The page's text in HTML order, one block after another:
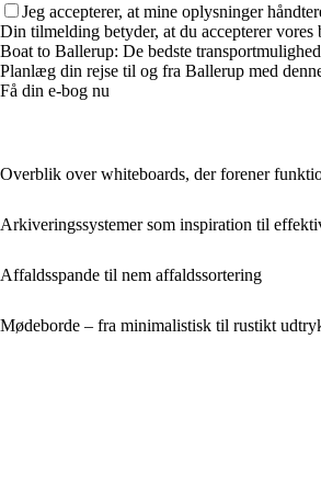
Jeg accepterer, at mine oplysninger
Din tilmelding betyder, at du accepterer
Boat to Ballerup: De bedste
Planlæg din rejse til og fra Ballerup med
Få din e-bog nu
Overblik over whiteboards, der forener
Arkiveringssystemer som inspiration til
Affaldsspande til nem affaldssortering
Mødeborde – fra minimalistisk til rustikt